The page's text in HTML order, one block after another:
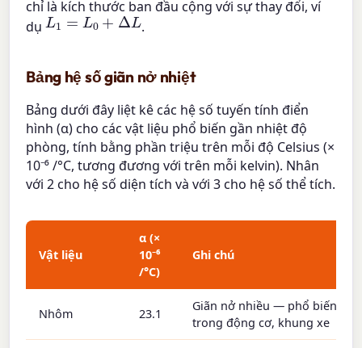
chỉ là kích thước ban đầu cộng với sự thay đổi, ví
dụL1=L0+ΔL .
Bảng hệ số giãn nở nhiệt
Bảng dưới đây liệt kê các hệ số tuyến tính điển
hình (α) cho các vật liệu phổ biến gần nhiệt độ
phòng, tính bằng phần triệu trên mỗi độ Celsius (×
10⁻⁶ /°C, tương đương với trên mỗi kelvin). Nhân
với 2 cho hệ số diện tích và với 3 cho hệ số thể tích.
Vật liệu
α (×
10⁻⁶
/°C)
Ghi chú
Nhôm 23.1
Giãn nở nhiều — phổ biến
trong động cơ, khung xe